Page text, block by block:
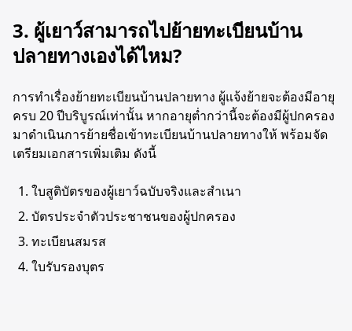
3. ผู้เยาว์สามารถไปย้ายทะเบียนบ้าน
ปลายทางเองได้ไหม?
การทำเรื่องย้ายทะเบียนบ้านปลายทาง ผู้แจ้งย้ายจะต้องมีอายุ
ครบ 20 ปีบริบูรณ์เท่านั้น หากอายุต่ำกว่านี้จะต้องมีผู้ปกครอง
มาดำเนินการย้ายชื่อเข้าทะเบียนบ้านปลายทางให้ พร้อมจัด
เตรียมเอกสารเพิ่มเติม ดังนี้
ใบสูติบัตรของผู้เยาว์ฉบับจริงและสำเนา
บัตรประจำตัวประชาชนของผู้ปกครอง
ทะเบียนสมรส
ใบรับรองบุตร